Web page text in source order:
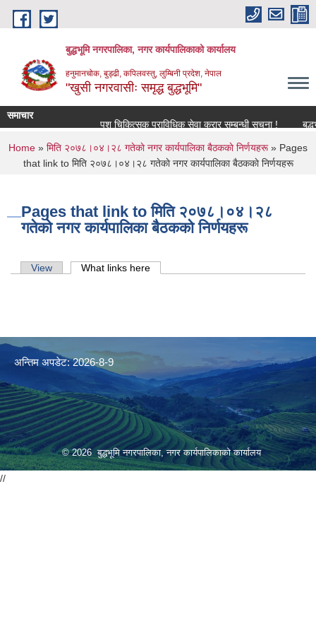
Skip to main content
बुद्धभूमि नगरपालिका, नगर कार्यपालिकाको कार्यालय
हनुमानचोक, बुड्ढी, कपिलवस्तु, लुम्बिनी प्रदेश, नेपाल
"खुसी नगरवासीः समृद्ध बुद्धभूमि"
समाचार
पशु चिकित्सक प्राविधिक सेवा करार सम्बन्धी सूचना !
You are here
Home » मिति २०७८।०४।२८ गतेकाे नगर कार्यपालिका बैठककाे निर्णयहरू» Pages
that link to मिति २०७८।०४।२८ गतेकाे नगर कार्यपालिका बैठककाे निर्णयहरू
Pages that link to मिति २०७८।०४।२८
गतेकाे नगर कार्यपालिका बैठककाे निर्णयहरू
Primary tabs
View What links here
अन्तिम अपडेट: 2026-8-9
© 2026 बुद्धभूमि नगरपालिका, नगर कार्यपालिकाको कार्यालय
//